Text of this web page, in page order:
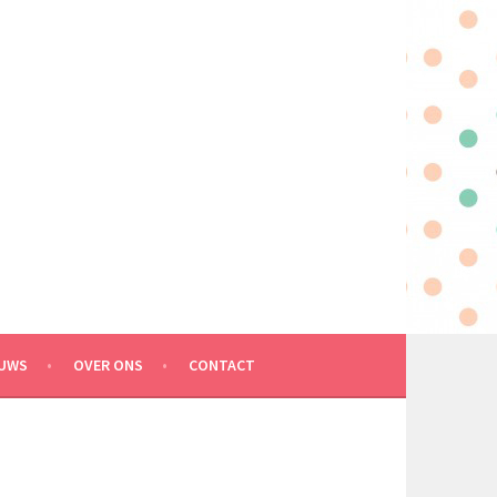
OVER ONS CONTACT